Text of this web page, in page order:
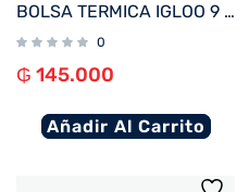
BOLSA TERMICA IGLOO 9 LATAS VERTICAL LUNCH RETRO AMARILLO 66061
0
₲ 145.000
Añadir Al Carrito